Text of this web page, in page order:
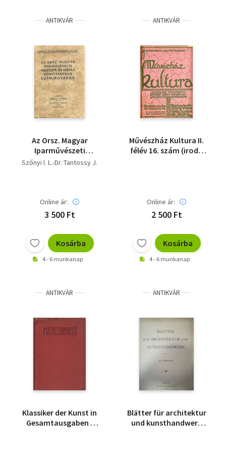
ANTIKVÁR
Az Orsz. Magyar
Iparművészeti
Múzeum És Iskola
Szőnyi I. L.-Dr. Tantossy J.
Online ár:
3 500 Ft
Kosárba
4 - 6 munkanap
ANTIKVÁR
Művészház Kultura II.
félév 16. szám (irod.,
Online ár:
2 500 Ft
Kosárba
4 - 6 munkanap
ANTIKVÁR
Klassiker der Kunst in
Gesamtausgaben -
ANTIKVÁR
Blätter für architektur
und kunsthandwerk